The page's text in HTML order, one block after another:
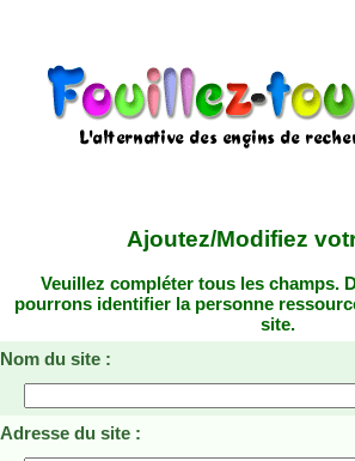
Ajoutez/Modifiez
Veuillez compléter tous les champs.
pourrons identifier la personne
site.
Nom du site :
Adresse du site :